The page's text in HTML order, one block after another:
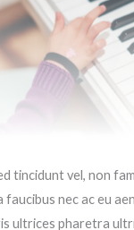
tincidunt vel, non
faucibus nec ac eu
ultrices pharetra